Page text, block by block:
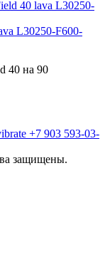
L30250-F600-
40 на 90
+7 903 593-03-
защищены.